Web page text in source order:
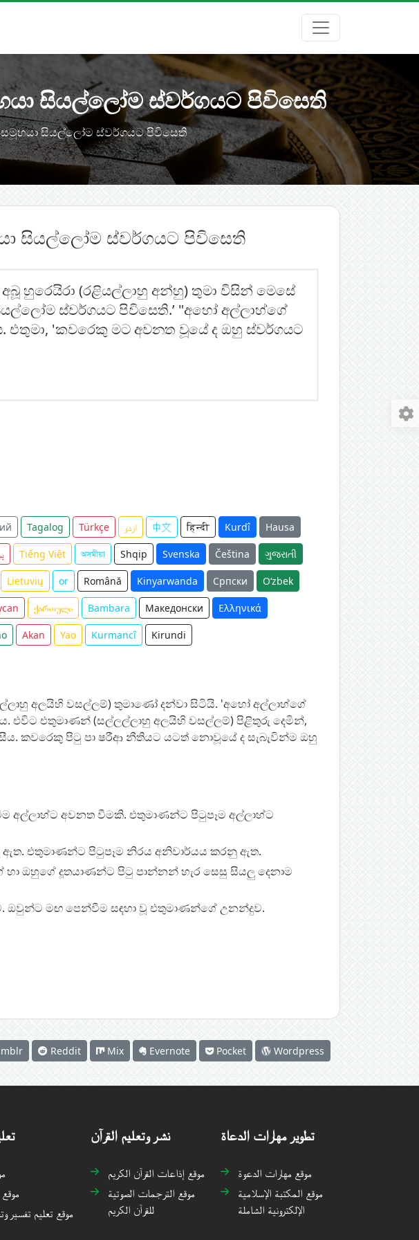
සියල්ලෝම ස්වර්ගයට පිවිසෙති
සමූහයා සියල්ලෝම ස්වර්ගයට පිවිසෙති
සියල්ලෝම ස්වර්ගයට පිවිසෙති
හුරෙයිරා (රළියල්ලාහු අන්හු) තුමා විසින් මෙසේ
ස්වර්ගයට පිවිසෙති.’ "අහෝ අල්ලාහ්ගේ
එතුමා, 'කවරෙකු මට අවනත වූයේ ද ඔහු ස්වර්ගයට
Tagalog Türkçe اردو 中文 हिन्दी Kurdî Hausa
Tiếng Việt অসমীয়া Shqip Svenska Čeština ગુજરાતી
Lietuvių or Română Kinyarwanda Српски O‘zbek
ქართული Bambara Македонски Ελληνικά
Akan Yao Kurmancî Kirundi
අලයිහි වසල්ලම්) තුමාණෝ දන්වා සිටියි. 'අහෝ අල්ලාහ්ගේ
එවිට එතුමාණන් (සල්ලල්ලාහු අලයිහි වසල්ලම්) පිළිතුරු දෙමින්,
කවරෙකු පිටු පා ෂරීආ නීතියට යටත් නොවූයේ ද සැබැවින්ම ඔහු
අල්ලාහ්ට අවනත වීමකි. එතුමාණන්ට පිටුපෑම අල්ලාහ්ට
එතුමාණන්ට පිටුපෑම නිරය අනිවාර්යය කරනු ඇත.
ඔහුගේ දූතයාණන්ට පිටු පාන්නන් හැර සෙසු සියලු දෙනාම
ඔවුන්ට මඟ පෙන්වීම සඳහා වූ එතුමාණන්ගේ උනන්දුව.
Reddit Mix Evernote Pocket Wordpress
موقع
موقع تعليم تفسير
نشر وتعليم القرآن
موقع إذاعات القرآن الكريم
موقع الترجمات الصوتية
للقرآن الكريم
تطوير مهارات الدعاة
موقع مهارات الدعوة
موقع المكتبة الإسلامية
الإلكترونية الشاملة